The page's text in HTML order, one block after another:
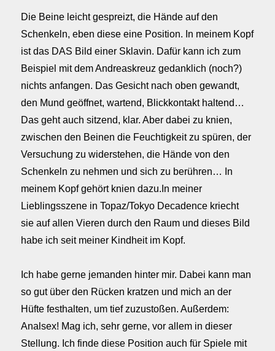
Die Beine leicht gespreizt, die Hände auf den
Schenkeln, eben diese eine Position. In meinem Kopf
ist das DAS Bild einer Sklavin. Dafür kann ich zum
Beispiel mit dem Andreaskreuz gedanklich (noch?)
nichts anfangen. Das Gesicht nach oben gewandt,
den Mund geöffnet, wartend, Blickkontakt haltend…
Das geht auch sitzend, klar. Aber dabei zu knien,
zwischen den Beinen die Feuchtigkeit zu spüren, der
Versuchung zu widerstehen, die Hände von den
Schenkeln zu nehmen und sich zu berühren… In
meinem Kopf gehört knien dazu. In meiner
Lieblingsszene in Topaz/Tokyo Decadence kriecht
sie auf allen Vieren durch den Raum und dieses Bild
habe ich seit meiner Kindheit im Kopf.
Ich habe gerne jemanden hinter mir. Dabei kann man
so gut über den Rücken kratzen und mich an der
Hüfte festhalten, um tief zuzustoßen. Außerdem:
Analsex! Mag ich, sehr gerne, vor allem in dieser
Stellung. Ich finde diese Position auch für Spiele mit